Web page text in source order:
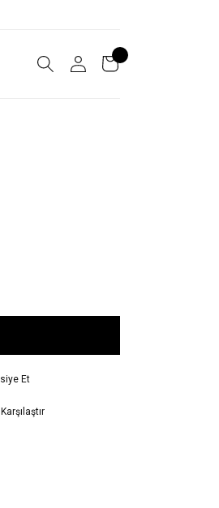
Et
Karşılaştır